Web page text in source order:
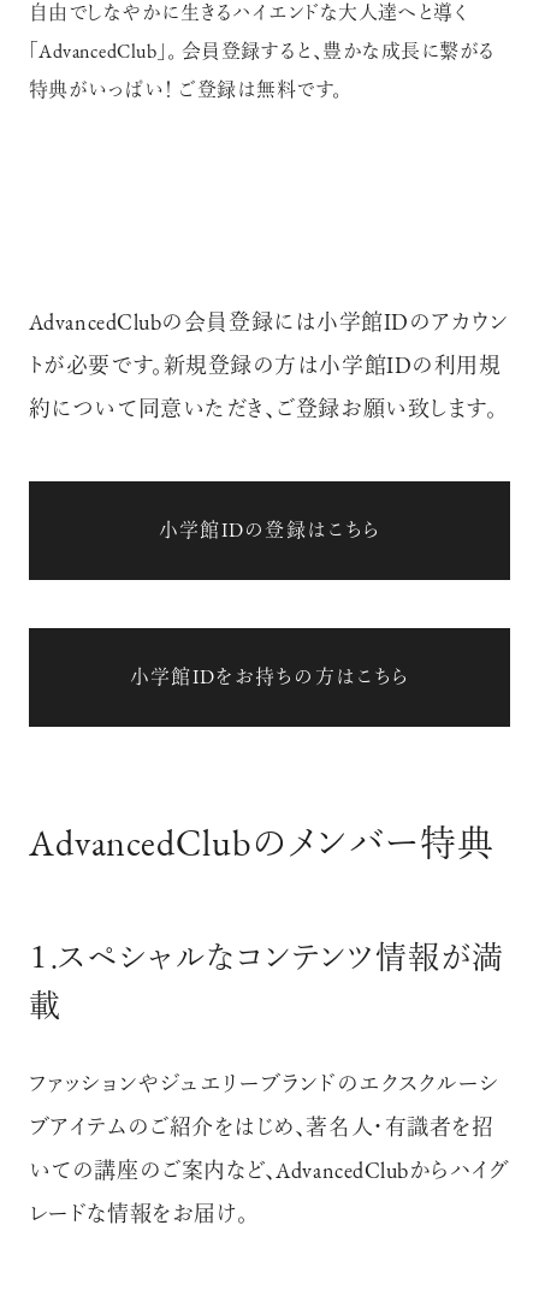
自由でしなやかに生きるハイエンドな大人達へと導く
「AdvancedClub」。 会員登録すると、豊かな成長に繋がる
特典がいっぱい！ ご登録は無料です。
AdvancedClubの会員登録には小学館IDのアカウン
トが必要です。新規登録の方は小学館IDの利用規
約について同意いただき、ご登録お願い致します。
小学館IDの登録はこちら
小学館IDをお持ちの方はこちら
AdvancedClubのメンバー特典
１.スペシャルなコンテンツ情報が満
載
ファッションやジュエリーブランドのエクスクルーシ
ブアイテムのご紹介をはじめ、著名人・有識者を招
いての講座のご案内など、AdvancedClubからハイグ
レードな情報をお届け。